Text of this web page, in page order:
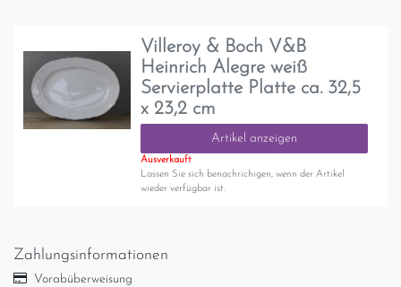
Villeroy & Boch V&B
Heinrich Alegre weiß
Servierplatte Platte ca. 32,5
x 23,2 cm
Artikel anzeigen
Ausverkauft
Lassen Sie sich benachrichigen, wenn der Artikel
wieder verfügbar ist.
Zahlungsinformationen
Vorabüberweisung